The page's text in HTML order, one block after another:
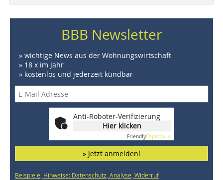
BBB Newsletter
» wichtige News aus der Wohnungswirtschaft
» 18 x im Jahr
» kostenlos und jederzeit kündbar
Anti-Roboter-Verifizierung
Hier klicken
FriendlyCaptcha ⇗
» Jetzt anmelden!
Beispiele, Hinweise: Datenschutz, Analyse, Widerruf